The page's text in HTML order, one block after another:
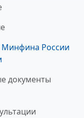
России
документы